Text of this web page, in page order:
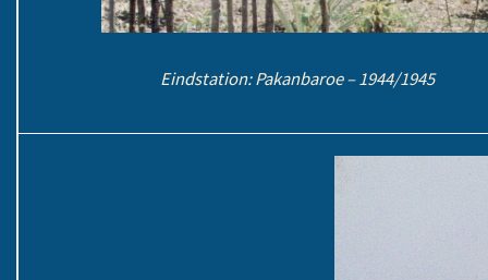
Eindstation: Pakanbaroe – 1944/1945